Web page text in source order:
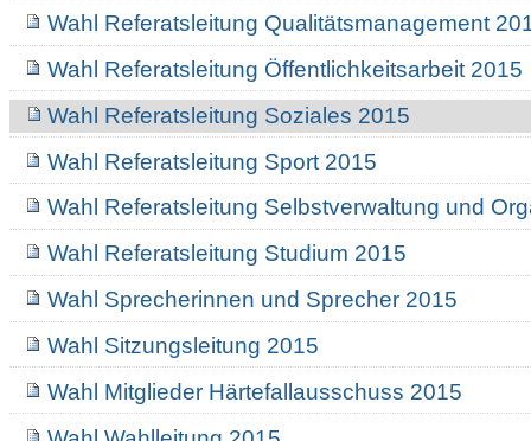
Wahl Referatsleitung Qualitätsmanagement
Wahl Referatsleitung Öffentlichkeitsarbeit 2015
Wahl Referatsleitung Soziales 2015
Wahl Referatsleitung Sport 2015
Wahl Referatsleitung Selbstverwaltung und
Wahl Referatsleitung Studium 2015
Wahl Sprecherinnen und Sprecher 2015
Wahl Sitzungsleitung 2015
Wahl Mitglieder Härtefallausschuss 2015